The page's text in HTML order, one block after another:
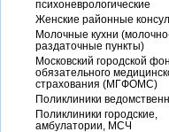
психоневрологические
Женские районные
Молочные кухни
раздаточные пункты)
Московский городской
обязательного
страхования (МГФОМС)
Поликлиники
Поликлиники городские,
амбулатории, МСЧ